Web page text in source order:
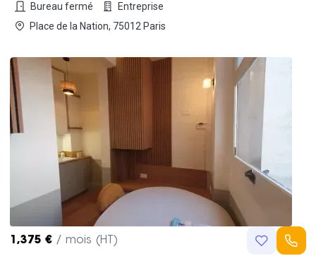
Bureau fermé
Entreprise
Place de la Nation, 75012 Paris
1,375 € / mois (HT)